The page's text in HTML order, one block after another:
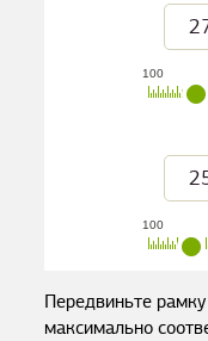
100
100
Передвиньте
максимально